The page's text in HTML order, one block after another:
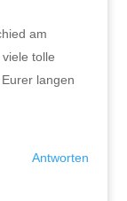
am
tolle
langen
Antworten